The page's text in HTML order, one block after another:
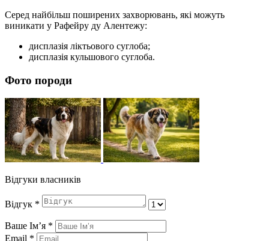
Серед найбільш поширених захворювань, які можуть
виникати у Рафейру ду Алентежу:
дисплазія ліктьового суглоба;
дисплазія кульшового суглоба.
Фото породи
Відгуки власників
Відгук *
Ваше Імʼя *
Email *